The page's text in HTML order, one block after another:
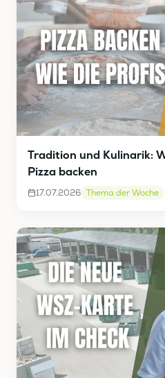
Tradition und Kulinarik:
Pizza backen
17.07.2026 Thema der Woche